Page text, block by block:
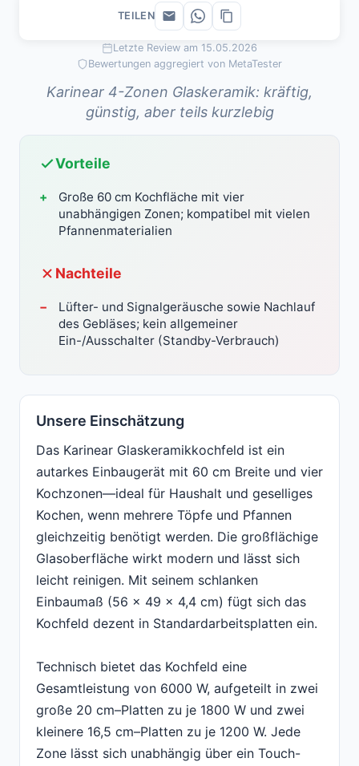
Letzte Review am 15.05.2026
Bewertungen aggregiert von MetaTester
Karinear 4-Zonen Glaskeramik: kräftig,
günstig, aber teils kurzlebig
Vorteile
Große 60 cm Kochfläche mit vier
unabhängigen Zonen; kompatibel mit vielen
Pfannenmaterialien
Nachteile
Lüfter- und Signalgeräusche sowie Nachlauf
des Gebläses; kein allgemeiner
Ein-/Ausschalter (Standby-Verbrauch)
Unsere Einschätzung
Das Karinear Glaskeramikkochfeld ist ein
autarkes Einbaugerät mit 60 cm Breite und vier
Kochzonen—ideal für Haushalt und geselliges
Kochen, wenn mehrere Töpfe und Pfannen
gleichzeitig benötigt werden. Die großflächige
Glasoberfläche wirkt modern und lässt sich
leicht reinigen. Mit seinem schlanken
Einbaumaß (56 × 49 × 4,4 cm) fügt sich das
Kochfeld dezent in Standardarbeitsplatten ein.
Technisch bietet das Kochfeld eine
Gesamtleistung von 6000 W, aufgeteilt in zwei
große 20 cm–Platten zu je 1800 W und zwei
kleinere 16,5 cm–Platten zu je 1200 W. Jede
Zone lässt sich unabhängig über ein Touch-
TEILEN